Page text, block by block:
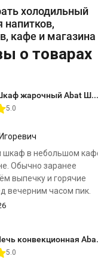
холодильный
кафе и магазина
о товарах
Шкаф жарочный Abat ШЖЭ-2 (двухсекционный)
5.0
шкаф в небольшом
Обычно заранее
выпечку и горячие
вечерним часом пик.
поставить разные
для них свои
Печь
5.0